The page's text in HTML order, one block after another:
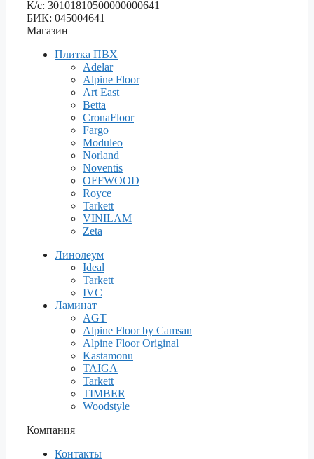
К/с: 30101810500000000641
БИК: 045004641
Магазин
Плитка ПВХ
Adelar
Alpine Floor
Art East
Betta
CronaFloor
Fargo
Moduleo
Norland
Noventis
OFFWOOD
Royce
Tarkett
VINILAM
Zeta
Линолеум
Ideal
Tarkett
IVC
Ламинат
AGT
Alpine Floor by Camsan
Alpine Floor Original
Kastamonu
TAIGA
Tarkett
TIMBER
Woodstyle
Компания
Контакты